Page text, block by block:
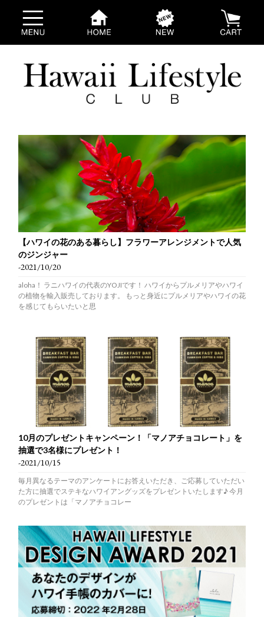
【ハワイの花のある暮らし】フラワーアレンジメントで人気
のジンジャー
-2021/10/20
aloha！ ラニハワイの代表のYOJIです！ ハワイからプルメリアやハワイ
の植物を輸入販売しております。 もっと身近にプルメリアやハワイの花
を感じてもらいたいと思
10月のプレゼントキャンペーン！「マノアチョコレート」を
抽選で3名様にプレゼント！
-2021/10/15
毎月異なるテーマのアンケートにお答えいただき、ご応募していただい
た方に抽選でステキなハワイアングッズをプレゼントいたします♪ 今月
のプレゼントは「マノアチョコレー